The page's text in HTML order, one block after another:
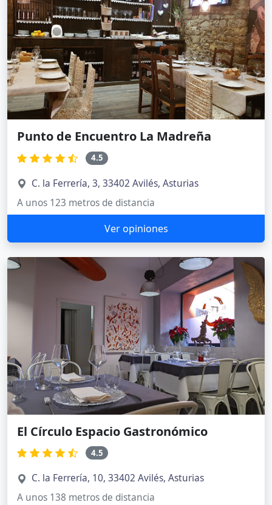
Punto de Encuentro La Madreña
4.5
C. la Ferrería, 3, 33402 Avilés, Asturias
A unos 123 metros de distancia
Ver opiniones
El Círculo Espacio Gastronómico
4.5
C. la Ferrería, 10, 33402 Avilés, Asturias
A unos 138 metros de distancia